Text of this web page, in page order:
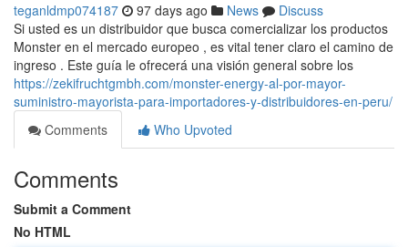
teganldmp074187 97 days ago News
Discuss
Si usted es un distribuidor que busca comercializar los productos
Monster en el mercado europeo , es vital tener claro el camino de
ingreso . Este guía le ofrecerá una visión general sobre los
https://zekifruchtgmbh.com/monster-energy-al-por-mayor-
suministro-mayorista-para-importadores-y-distribuidores-en-peru/
Comments
Who Upvoted
Comments
Submit a Comment
No HTML